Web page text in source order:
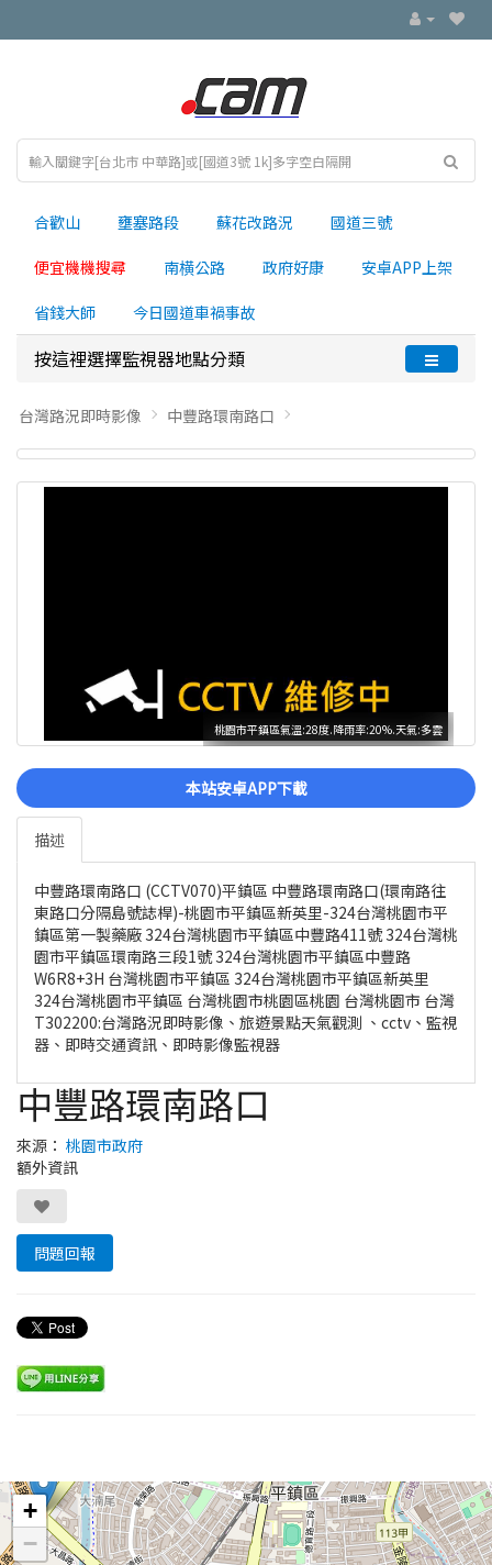
合歡山 壅塞路段 蘇花改路況 國道三號
便宜機機搜尋 南横公路 政府好康 安卓APP上架
省錢大師 今日國道車禍事故
按這裡選擇監視器地點分類
台灣路況即時影像 中豐路環南路口
桃園市平鎮區氣溫:28度.降雨率:20%.天氣:多雲
本站安卓APP下載
描述
中豐路環南路口 (CCTV070)平鎮區 中豐路環南路口(環南路往
東路口分隔島號誌桿)-桃園市平鎮區新英里-324台灣桃園市平
鎮區第一製藥廠 324台灣桃園市平鎮區中豐路411號 324台灣桃
園市平鎮區環南路三段1號 324台灣桃園市平鎮區中豐路
W6R8+3H 台灣桃園市平鎮區 324台灣桃園市平鎮區新英里
324台灣桃園市平鎮區 台灣桃園市桃園區桃園 台灣桃園市 台灣
T302200:台灣路況即時影像、旅遊景點天氣觀測 、cctv、監視
器、即時交通資訊、即時影像監視器
中豐路環南路口
來源： 桃園市政府
額外資訊
問題回報
+
−